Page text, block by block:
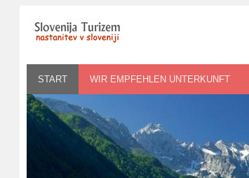
START WIR EMPFEHLEN UNTERKUNFT